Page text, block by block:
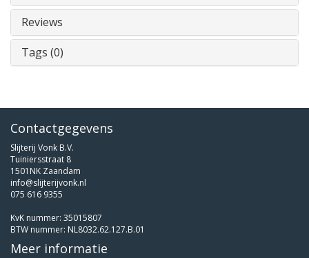
Reviews
Tags (0)
Contactgegevens
Slijterij Vonk B.V.
Tuiniersstraat 8
1501NK Zaandam
info@slijterijvonk.nl
075 616 9355
KvK nummer: 35015807
BTW nummer: NL8032.62.127.B.01
Meer informatie